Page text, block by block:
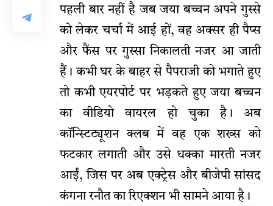
पहली बार नहीं है जब जया बच्चन अपने गुस्से
को लेकर चर्चा में आई हों, वह अक्सर ही पैप्स
और फैंस पर गुस्सा निकालती नजर आ जाती
हैं। कभी घर के बाहर से पैपराजी को भगाते हुए
तो कभी एयरपोर्ट पर भड़कते हुए जया बच्चन
का वीडियो वायरल हो चुका है। अब
कॉन्स्टिट्यूशन क्लब में वह एक शख्स को
फटकार लगाती और उसे धक्का मारती नजर
आईं, जिस पर अब एक्ट्रेस और बीजेपी सांसद
कंगना रनौत का रिएक्शन भी सामने आया है।